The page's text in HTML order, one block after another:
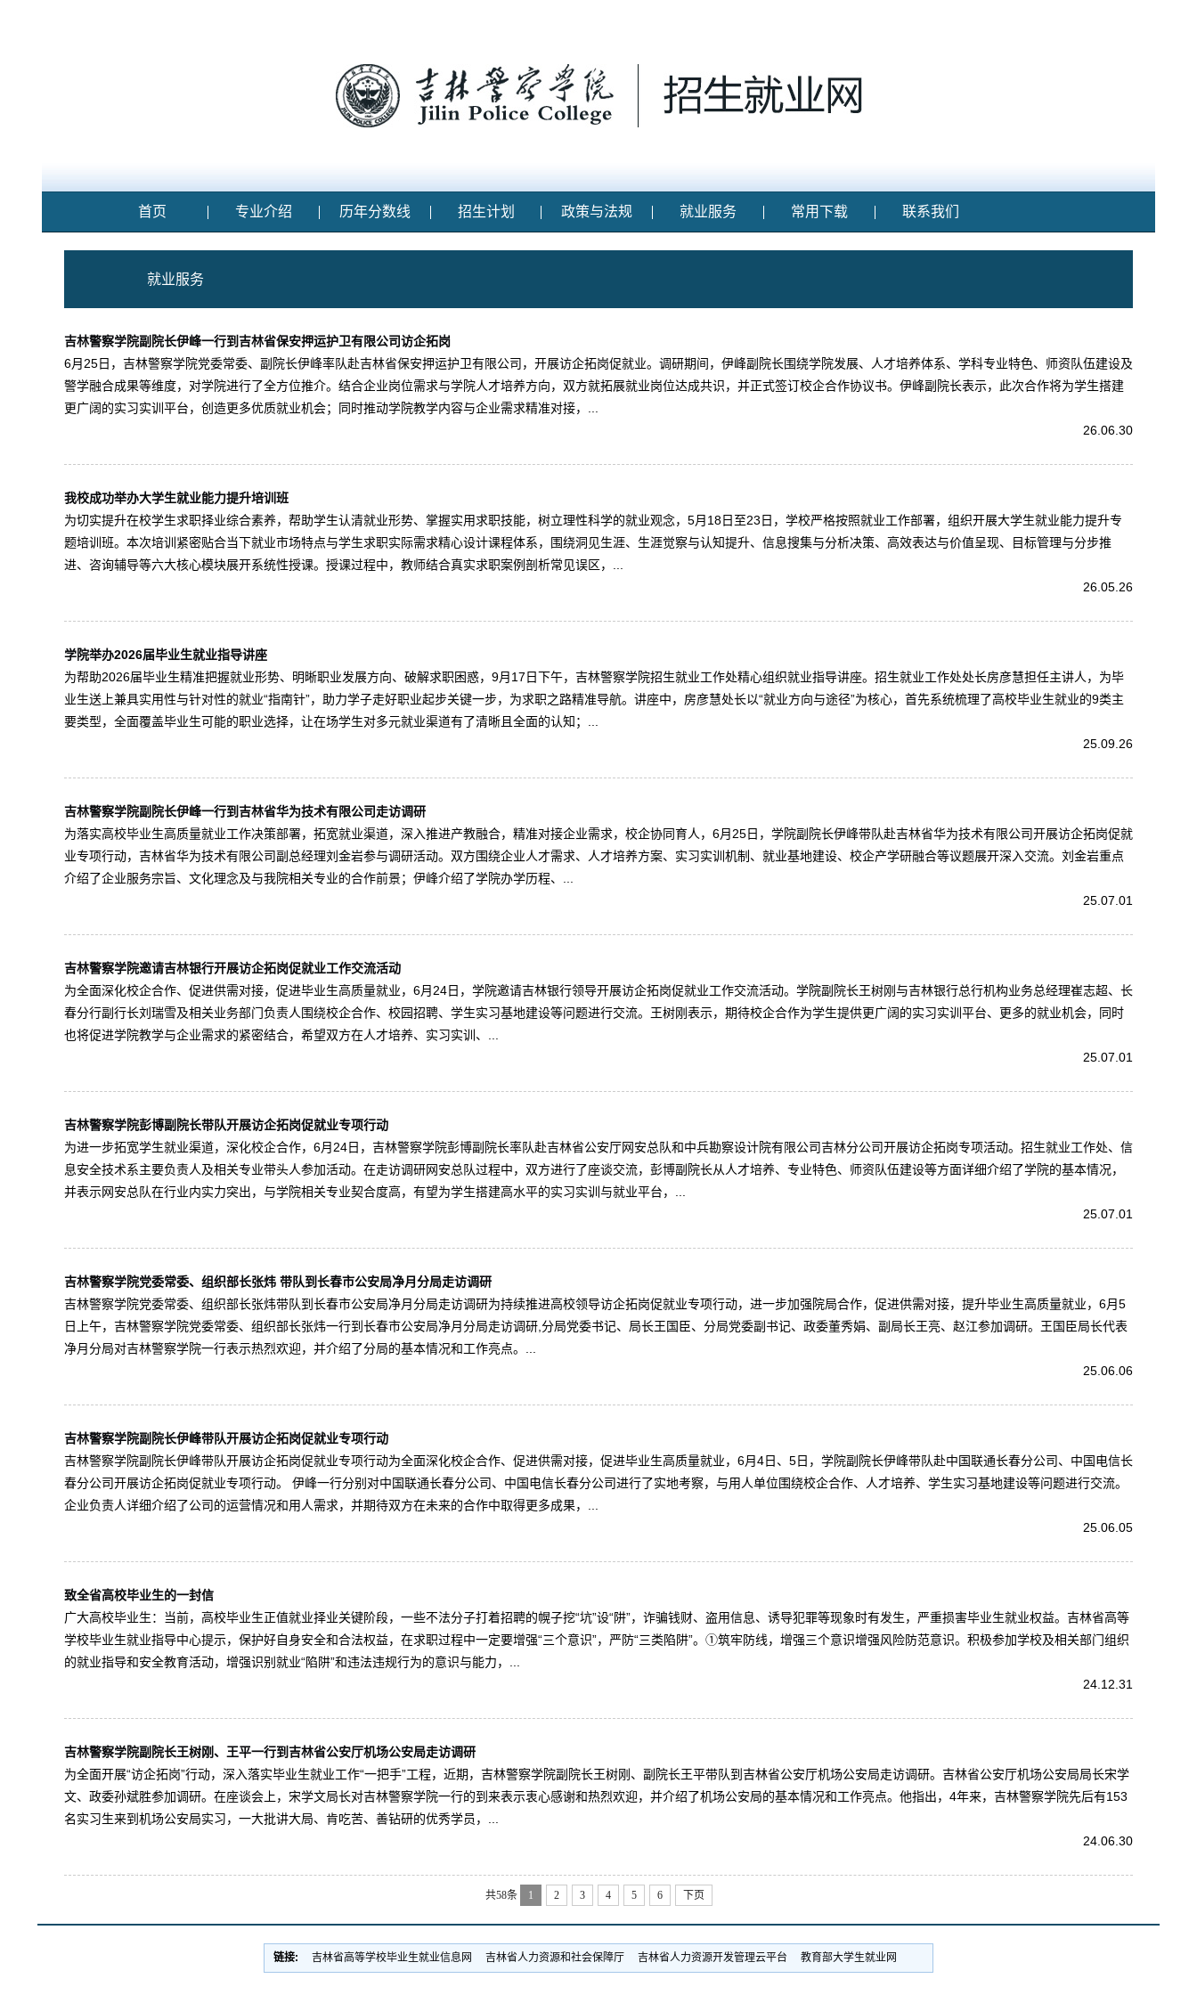
首页 专业介绍 历年分数线 招生计划 政策与法规 就业服务 常用下载 联系我们
就业服务
吉林警察学院副院长伊峰一行到吉林省保安押运护卫有限公司访企拓岗
6月25日，吉林警察学院党委常委、副院长伊峰率队赴吉林省保安押运护卫有限公司，开展访企拓岗促就业。调研期间，伊峰副院长围绕学院发展、人才培养体系、学科专业特色、师资队伍建设及
警学融合成果等维度，对学院进行了全方位推介。结合企业岗位需求与学院人才培养方向，双方就拓展就业岗位达成共识，并正式签订校企合作协议书。伊峰副院长表示，此次合作将为学生搭建
更广阔的实习实训平台，创造更多优质就业机会；同时推动学院教学内容与企业需求精准对接，...
26.06.30
我校成功举办大学生就业能力提升培训班
为切实提升在校学生求职择业综合素养，帮助学生认清就业形势、掌握实用求职技能，树立理性科学的就业观念，5月18日至23日，学校严格按照就业工作部署，组织开展大学生就业能力提升专
题培训班。本次培训紧密贴合当下就业市场特点与学生求职实际需求精心设计课程体系，围绕洞见生涯、生涯觉察与认知提升、信息搜集与分析决策、高效表达与价值呈现、目标管理与分步推
进、咨询辅导等六大核心模块展开系统性授课。授课过程中，教师结合真实求职案例剖析常见误区，...
26.05.26
学院举办2026届毕业生就业指导讲座
为帮助2026届毕业生精准把握就业形势、明晰职业发展方向、破解求职困惑，9月17日下午，吉林警察学院招生就业工作处精心组织就业指导讲座。招生就业工作处处长房彦慧担任主讲人，为毕
业生送上兼具实用性与针对性的就业“指南针”，助力学子走好职业起步关键一步，为求职之路精准导航。讲座中，房彦慧处长以“就业方向与途径”为核心，首先系统梳理了高校毕业生就业的9类主
要类型，全面覆盖毕业生可能的职业选择，让在场学生对多元就业渠道有了清晰且全面的认知；...
25.09.26
吉林警察学院副院长伊峰一行到吉林省华为技术有限公司走访调研
为落实高校毕业生高质量就业工作决策部署，拓宽就业渠道，深入推进产教融合，精准对接企业需求，校企协同育人，6月25日，学院副院长伊峰带队赴吉林省华为技术有限公司开展访企拓岗促就
业专项行动，吉林省华为技术有限公司副总经理刘金岩参与调研活动。双方围绕企业人才需求、人才培养方案、实习实训机制、就业基地建设、校企产学研融合等议题展开深入交流。刘金岩重点
介绍了企业服务宗旨、文化理念及与我院相关专业的合作前景；伊峰介绍了学院办学历程、...
25.07.01
吉林警察学院邀请吉林银行开展访企拓岗促就业工作交流活动
为全面深化校企合作、促进供需对接，促进毕业生高质量就业，6月24日，学院邀请吉林银行领导开展访企拓岗促就业工作交流活动。学院副院长王树刚与吉林银行总行机构业务总经理崔志超、长
春分行副行长刘瑞雪及相关业务部门负责人围绕校企合作、校园招聘、学生实习基地建设等问题进行交流。王树刚表示，期待校企合作为学生提供更广阔的实习实训平台、更多的就业机会，同时
也将促进学院教学与企业需求的紧密结合，希望双方在人才培养、实习实训、...
25.07.01
吉林警察学院彭博副院长带队开展访企拓岗促就业专项行动
为进一步拓宽学生就业渠道，深化校企合作，6月24日，吉林警察学院彭博副院长率队赴吉林省公安厅网安总队和中兵勘察设计院有限公司吉林分公司开展访企拓岗专项活动。招生就业工作处、信
息安全技术系主要负责人及相关专业带头人参加活动。在走访调研网安总队过程中，双方进行了座谈交流，彭博副院长从人才培养、专业特色、师资队伍建设等方面详细介绍了学院的基本情况，
并表示网安总队在行业内实力突出，与学院相关专业契合度高，有望为学生搭建高水平的实习实训与就业平台，...
25.07.01
吉林警察学院党委常委、组织部长张炜 带队到长春市公安局净月分局走访调研
吉林警察学院党委常委、组织部长张炜带队到长春市公安局净月分局走访调研为持续推进高校领导访企拓岗促就业专项行动，进一步加强院局合作，促进供需对接，提升毕业生高质量就业，6月5
日上午，吉林警察学院党委常委、组织部长张炜一行到长春市公安局净月分局走访调研,分局党委书记、局长王国臣、分局党委副书记、政委董秀娟、副局长王亮、赵江参加调研。王国臣局长代表
净月分局对吉林警察学院一行表示热烈欢迎，并介绍了分局的基本情况和工作亮点。...
25.06.06
吉林警察学院副院长伊峰带队开展访企拓岗促就业专项行动
吉林警察学院副院长伊峰带队开展访企拓岗促就业专项行动为全面深化校企合作、促进供需对接，促进毕业生高质量就业，6月4日、5日，学院副院长伊峰带队赴中国联通长春分公司、中国电信长
春分公司开展访企拓岗促就业专项行动。 伊峰一行分别对中国联通长春分公司、中国电信长春分公司进行了实地考察，与用人单位围绕校企合作、人才培养、学生实习基地建设等问题进行交流。
企业负责人详细介绍了公司的运营情况和用人需求，并期待双方在未来的合作中取得更多成果，...
25.06.05
致全省高校毕业生的一封信
广大高校毕业生：当前，高校毕业生正值就业择业关键阶段，一些不法分子打着招聘的幌子挖“坑”设“阱”，诈骗钱财、盗用信息、诱导犯罪等现象时有发生，严重损害毕业生就业权益。吉林省高等
学校毕业生就业指导中心提示，保护好自身安全和合法权益，在求职过程中一定要增强“三个意识”，严防“三类陷阱”。①筑牢防线，增强三个意识增强风险防范意识。积极参加学校及相关部门组织
的就业指导和安全教育活动，增强识别就业“陷阱”和违法违规行为的意识与能力，...
24.12.31
吉林警察学院副院长王树刚、王平一行到吉林省公安厅机场公安局走访调研
为全面开展“访企拓岗”行动，深入落实毕业生就业工作“一把手”工程，近期，吉林警察学院副院长王树刚、副院长王平带队到吉林省公安厅机场公安局走访调研。吉林省公安厅机场公安局局长宋学
文、政委孙斌胜参加调研。在座谈会上，宋学文局长对吉林警察学院一行的到来表示衷心感谢和热烈欢迎，并介绍了机场公安局的基本情况和工作亮点。他指出，4年来，吉林警察学院先后有153
名实习生来到机场公安局实习，一大批讲大局、肯吃苦、善钻研的优秀学员，...
24.06.30
共58条 1 2 3 4 5 6 下页
链接: 吉林省高等学校毕业生就业信息网 吉林省人力资源和社会保障厅 吉林省人力资源开发管理云平台 教育部大学生就业网